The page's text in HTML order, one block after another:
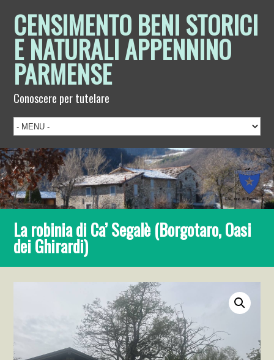
CENSIMENTO BENI STORICI
E NATURALI APPENNINO
PARMENSE
Conoscere per tutelare
La robinia di Ca’ Segalè (Borgotaro, Oasi
dei Ghirardi)